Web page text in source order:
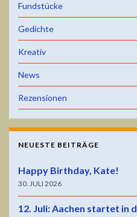
Fundstücke
Gedichte
Kreativ
News
Rezensionen
NEUESTE BEITRÄGE
Happy Birthday, Kate!
30. JULI 2026
12. Juli: Aachen startet in